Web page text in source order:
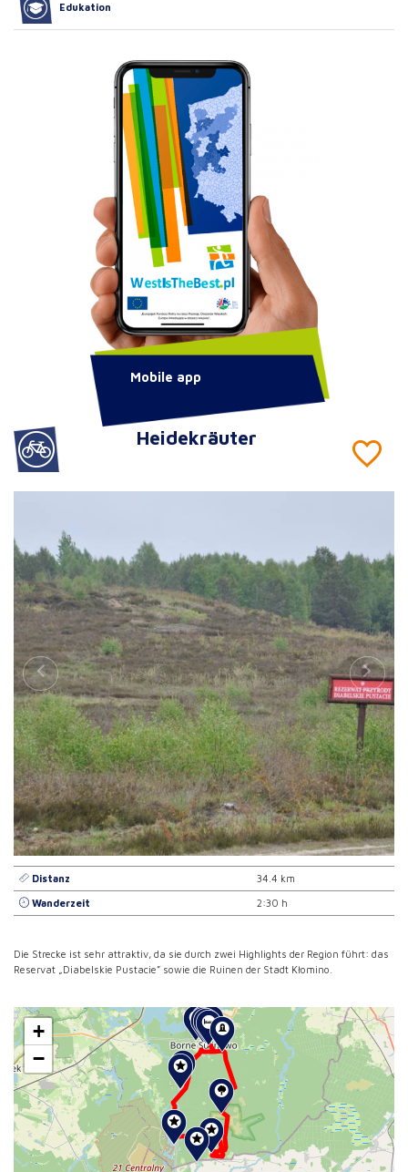
Heidekräuter
Distanz 34.4 km
Wanderzeit 2:30 h
Die Strecke ist sehr attraktiv, da sie durch zwei Highlights der Region führt: das
Reservat „Diabelskie Pustacie” sowie die Ruinen der Stadt Kłomino.
+
−
Edukation
Mobile app